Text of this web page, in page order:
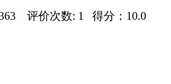
评价次数: 1 得分：10.0